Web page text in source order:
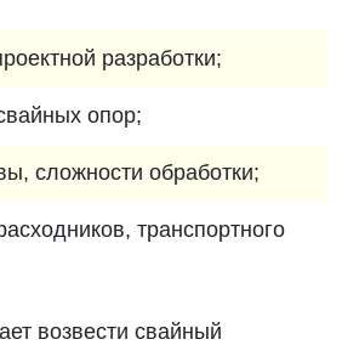
разработки;
опор;
сложности обработки;
транспортного
возвести свайный